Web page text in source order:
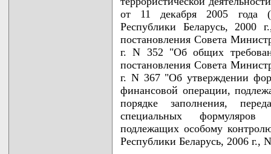
от 11 декабря 2005 года
Республики Беларусь,
постановления Совета
г. N 352 "Об общих
постановления Совета
г. N 367 "Об утверждении
финансовой операции,
порядке заполнения,
специальных формуляров
подлежащих особому
Республики Беларусь, 2006 г.,